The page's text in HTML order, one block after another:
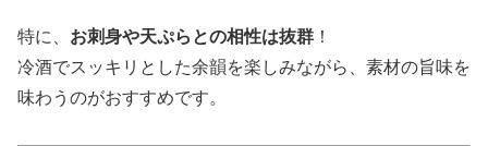
特に、 お刺身や天ぷらとの相性は抜群 ！
冷酒でスッキリとした余韻を楽しみながら、素材の旨味を
味わうのがおすすめです。